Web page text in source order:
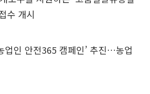
수 개시
업인 안전365 캠페인’ 추진…농업